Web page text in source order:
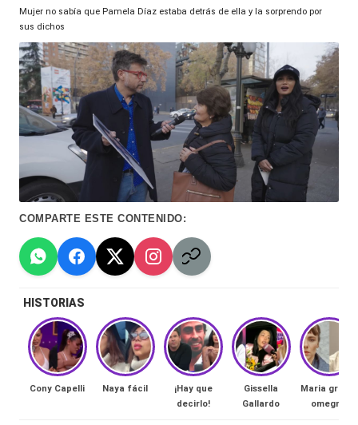
F
ar
á
n
d
ul
a
C
hi
le
n
a
🔥
R
Brava,
Gran
Hermano
-
Tendencias
Exclusivas
-
Tv
y
redes
lacvc.com
Mujer no sabía que Pamela Díaz estaba detrás de ella y la sorprendo por
sus dichos
COMPARTE ESTE CONTENIDO:
HISTORIAS
Cony Capelli Naya fácil
¡Hay que
decirlo!
Gissella
Gallardo
Maria gracia
omegna